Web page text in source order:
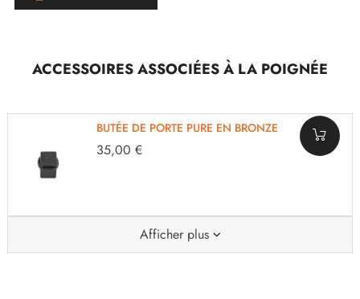
ACCESSOIRES ASSOCIÉES À LA POIGNÉE
BUTÉE DE PORTE PURE EN BRONZE
35,00 €
Afficher plus